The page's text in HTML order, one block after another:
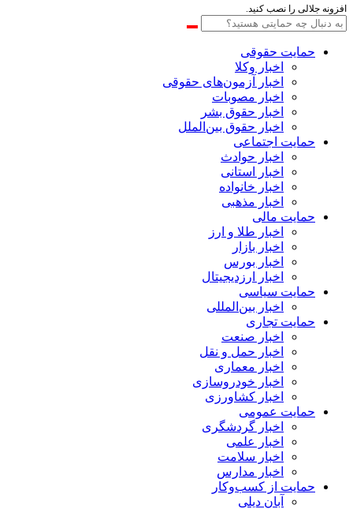
افزونه جلالی را نصب کنید.
حمایت حقوقی
اخبار وکلا
اخبار آزمون‌های حقوقی
اخبار مصوبات
اخبار حقوق بشر
اخبار حقوق بین‌الملل
حمایت اجتماعی
اخبار حوادث
اخبار استانی
اخبار خانواده
اخبار مذهبی
حمایت مالی
اخبار طلا و ارز
اخبار بازار
اخبار بورس
اخبار ارزدیجیتال
حمایت سیاسی
اخبار بین‌المللی
حمایت تجاری
اخبار صنعت
اخبار حمل و نقل
اخبار معماری
اخبار خودروسازی
اخبار کشاورزی
حمایت عمومی
اخبار گردشگری
اخبار علمی
اخبار سلامت
اخبار مدارس
حمایت از کسب‌وکار
آبان دیلی